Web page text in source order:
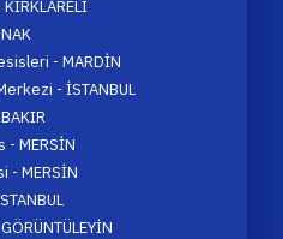
- MARDİN
- İSTANBUL
- MERSİN
- MERSİN